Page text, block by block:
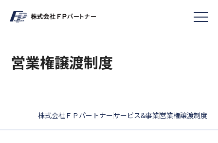
営業権譲渡制度
株式会社ＦＰパートナー|
サービス&事業|
営業権譲渡制度